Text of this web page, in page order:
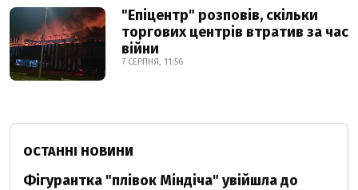
"Епіцентр" розповів, скільки
торгових центрів втратив за час
війни
7 СЕРПНЯ, 11:56
ОСТАННІ НОВИНИ
Фігурантка "плівок Міндіча" увійшла до